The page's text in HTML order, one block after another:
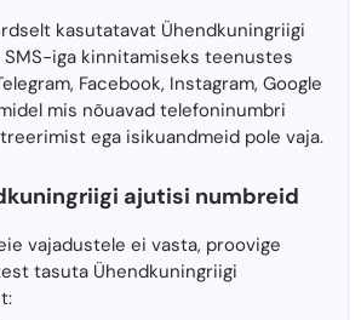
kasutatavat Ühendkuningriigi
iga kinnitamiseks teenustes
Facebook, Instagram, Google
mis nõuavad telefoninumbri
ega isikuandmeid pole vaja.
ajutisi numbreid
vajadustele ei vasta, proovige
tasuta Ühendkuningriigi